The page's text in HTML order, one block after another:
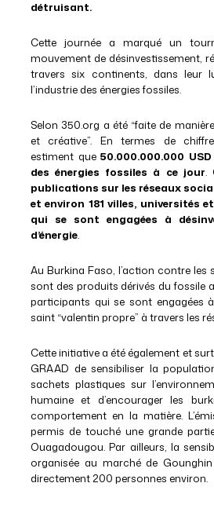
détruisant.
Cette journée a marqué un
mouvement de désinvestissement,
travers six continents, dans leur
l’industrie des énergies fossiles.
Selon 350.org a été “faite de
et créative”. En termes de
estiment que50.000.000.000
des énergies fossiles à ce jour.
publications sur les réseaux
et environ 181 villes, universités
qui se sont engagées à
d’énergie.
Au Burkina Faso, l’action contre les
sont des produits dérivés du fossile
participants qui se sont engagées
saint “valentin propre” à travers les
Cette initiative a été également et
GRAAD de sensibiliser la
sachets plastiques sur
humaine et d’encourager les
comportement en la matière.
permis de touché une grande
Ouagadougou. Par ailleurs, la
organisée au marché de
directement 200 personnes environ.